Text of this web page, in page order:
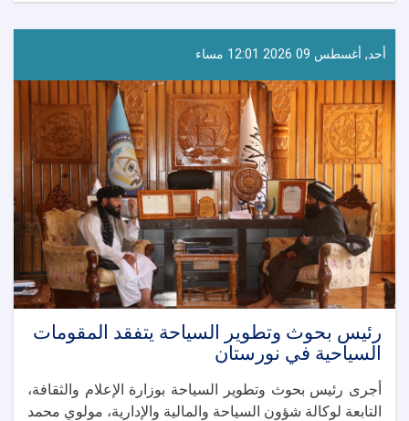
برنامج
ثقافي
بمناسبة
يومي
٢٤
و٢٨
من
شهر
الأسد
أحد, أغسطس 09 2026 12:01 مساء
رئيس بحوث وتطوير السياحة يتفقد المقومات
السياحية في نورستان
أجرى رئيس بحوث وتطوير السياحة بوزارة الإعلام والثقافة،
التابعة لوكالة شؤون السياحة والمالية والإدارية، مولوي محمد